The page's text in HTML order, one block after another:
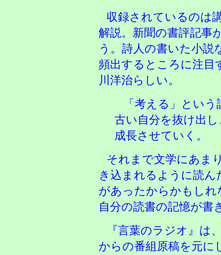
収録されているのは
解説。新聞の書評記事
う。詩人の書いた小説
頻出するところに注目
川洋治らしい。
「考える」という
古い自分を抜け出
成長させていく。
それまで文学にあま
き込まれるように読
があったからかもし
自分の読書の記憶が書
『言葉のラジオ』は
からの番組原稿を元に